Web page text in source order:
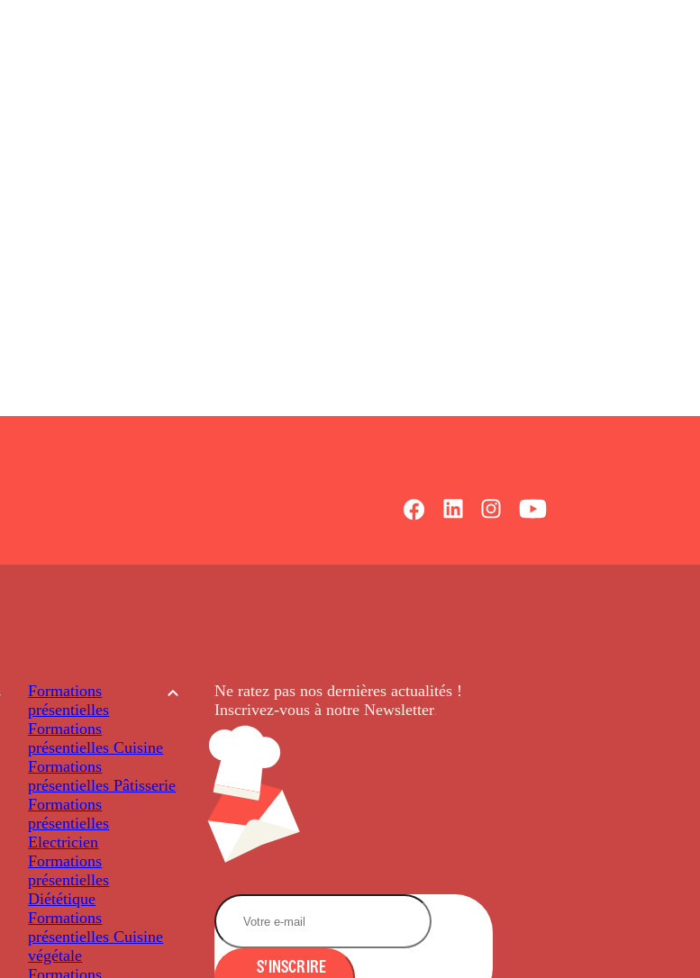
Formations
présentielles
Formations
présentielles Cuisine
Formations
présentielles Pâtisserie
Formations
présentielles
Electricien
Formations
présentielles
Diététique
Formations
présentielles Cuisine
végétale
Formations
Ne ratez pas nos dernièresactualités !
Inscrivez-vous à notre Newsletter.
S'INSCRIRE